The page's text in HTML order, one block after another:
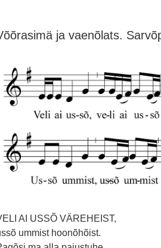
ja vaenõlats.
AI USSÕ VÄREHEIST,
ummist hoonõhõist.